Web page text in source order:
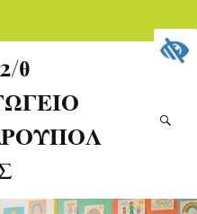
θ